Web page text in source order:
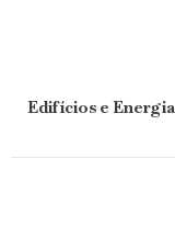
Edifícios e Energia